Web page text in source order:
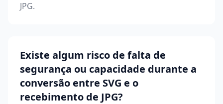
JPG.
Existe algum risco de falta de
segurança ou capacidade durante a
conversão entre SVG e o
recebimento de JPG?